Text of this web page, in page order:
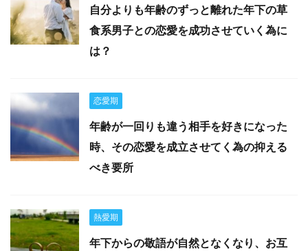
自分よりも年齢のずっと離れた年下の草
食系男子との恋愛を成功させていく為に
は？
恋愛期
年齢が一回りも違う相手を好きになった
時、その恋愛を成立させてく為の抑える
べき要所
熱愛期
年下からの敬語が自然となくなり、お互